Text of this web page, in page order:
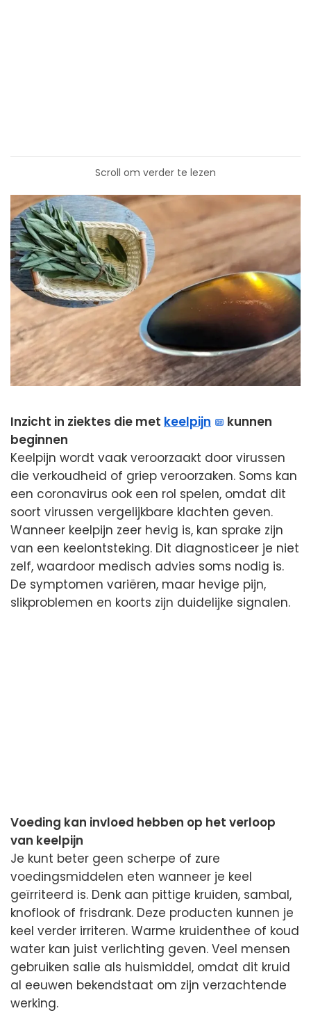
Scroll om verder te lezen
Inzicht in ziektes die met keelpijn
kunnen
beginnen
Keelpijn wordt vaak veroorzaakt door virussen
die verkoudheid of griep veroorzaken. Soms kan
een coronavirus ook een rol spelen, omdat dit
soort virussen vergelijkbare klachten geven.
Wanneer keelpijn zeer hevig is, kan sprake zijn
van een keelontsteking. Dit diagnosticeer je niet
zelf, waardoor medisch advies soms nodig is.
De symptomen variëren, maar hevige pijn,
slikproblemen en koorts zijn duidelijke signalen.
Voeding kan invloed hebben op het verloop
van keelpijn
Je kunt beter geen scherpe of zure
voedingsmiddelen eten wanneer je keel
geïrriteerd is. Denk aan pittige kruiden, sambal,
knoflook of frisdrank. Deze producten kunnen je
keel verder irriteren. Warme kruidenthee of koud
water kan juist verlichting geven. Veel mensen
gebruiken salie als huismiddel, omdat dit kruid
al eeuwen bekendstaat om zijn verzachtende
werking.